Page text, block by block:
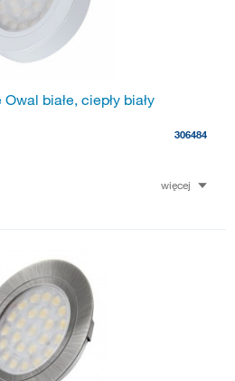
białe, ciepły biały
306484
więcej